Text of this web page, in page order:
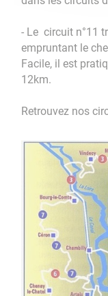
- Le circuit n°11
empruntant le
Facile, il est
12km.
Retrouvez nos